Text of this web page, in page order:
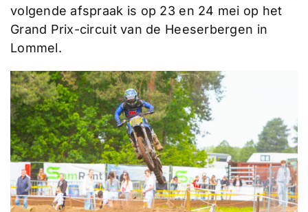
volgende afspraak is op 23 en 24 mei op het
Grand Prix-circuit van de Heeserbergen in
Lommel.